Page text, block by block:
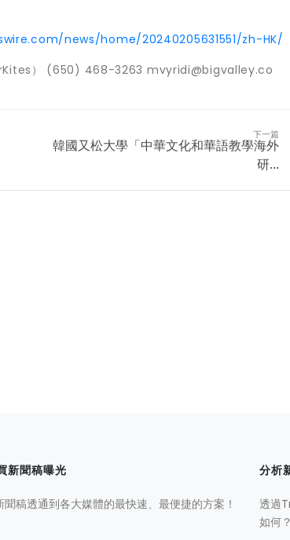
news/home/20240205631551/zh-HK/
） (650) 468-3263 mvyridi@bigvalley.co
下一篇
韓國又松大學「中華文化和華語教學海外
研...
新聞稿曝光
聞稿透通到各大媒體的最快速、最便捷的方案！
分析
透過
如何？